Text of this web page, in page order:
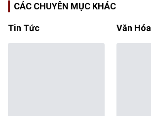
CÁC CHUYÊN MỤC KHÁC
Tin Tức Văn Hóa